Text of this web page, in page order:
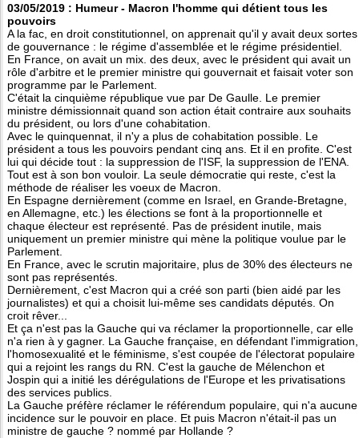
03/05/2019 : Humeur - Macron l'homme qui détient tous les
pouvoirs
A la fac, en droit constitutionnel, on apprenait qu'il y avait deux sortes
de gouvernance : le régime d'assemblée et le régime présidentiel.
En France, on avait un mix. des deux, avec le président qui avait un
rôle d'arbitre et le premier ministre qui gouvernait et faisait voter son
programme par le Parlement.
C'était la cinquième république vue par De Gaulle. Le premier
ministre démissionnait quand son action était contraire aux souhaits
du président, ou lors d'une cohabitation.
Avec le quinquennat, il n'y a plus de cohabitation possible. Le
président a tous les pouvoirs pendant cinq ans. Et il en profite. C'est
lui qui décide tout : la suppression de l'ISF, la suppression de l'ENA.
Tout est à son bon vouloir. La seule démocratie qui reste, c'est la
méthode de réaliser les voeux de Macron.
En Espagne dernièrement (comme en Israel, en Grande-Bretagne,
en Allemagne, etc.) les élections se font à la proportionnelle et
chaque électeur est représenté. Pas de président inutile, mais
uniquement un premier ministre qui mène la politique voulue par le
Parlement.
En France, avec le scrutin majoritaire, plus de 30% des électeurs ne
sont pas représentés.
Dernièrement, c'est Macron qui a créé son parti (bien aidé par les
journalistes) et qui a choisit lui-même ses candidats députés. On
croit rêver...
Et ça n'est pas la Gauche qui va réclamer la proportionnelle, car elle
n'a rien à y gagner. La Gauche française, en défendant l'immigration,
l'homosexualité et le féminisme, s'est coupée de l'électorat populaire
qui a rejoint les rangs du RN. C'est la gauche de Mélenchon et
Jospin qui a initié les dérégulations de l'Europe et les privatisations
des services publics.
La Gauche préfère réclamer le référendum populaire, qui n'a aucune
incidence sur le pouvoir en place. Et puis Macron n'était-il pas un
ministre de gauche ? nommé par Hollande ?